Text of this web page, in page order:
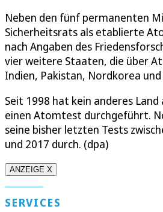
Neben den fünf permanenten
Sicherheitsrats als etablierte
nach Angaben des
vier weitere Staaten, die über
Indien, Pakistan, Nordkorea
Seit 1998 hat kein anderes
einen Atomtest durchgeführt.
seine bisher letzten Tests
und 2017 durch. (dpa)
ANZEIGE X
SERVICES